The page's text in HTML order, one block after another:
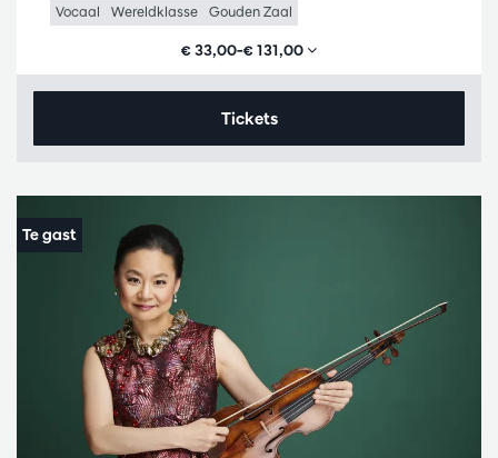
Vocaal Wereldklasse Gouden Zaal
€ 33,00–€ 131,00
Tickets